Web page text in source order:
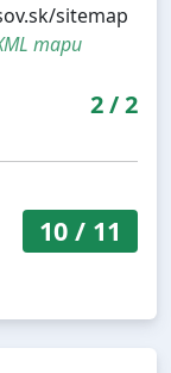
sitemap
mapu
2/2
10/ 11